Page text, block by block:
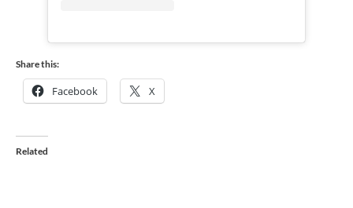
Share this:
Facebook X
Related